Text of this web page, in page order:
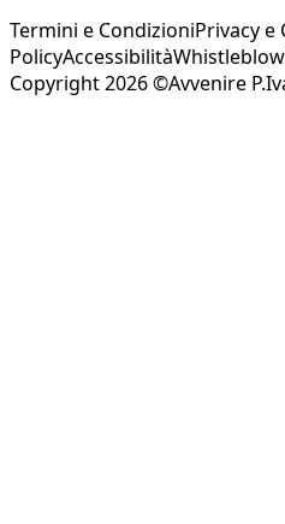
Termini e CondizioniPrivacy e
PolicyAccessibilità
Copyright 2026 ©Avvenire